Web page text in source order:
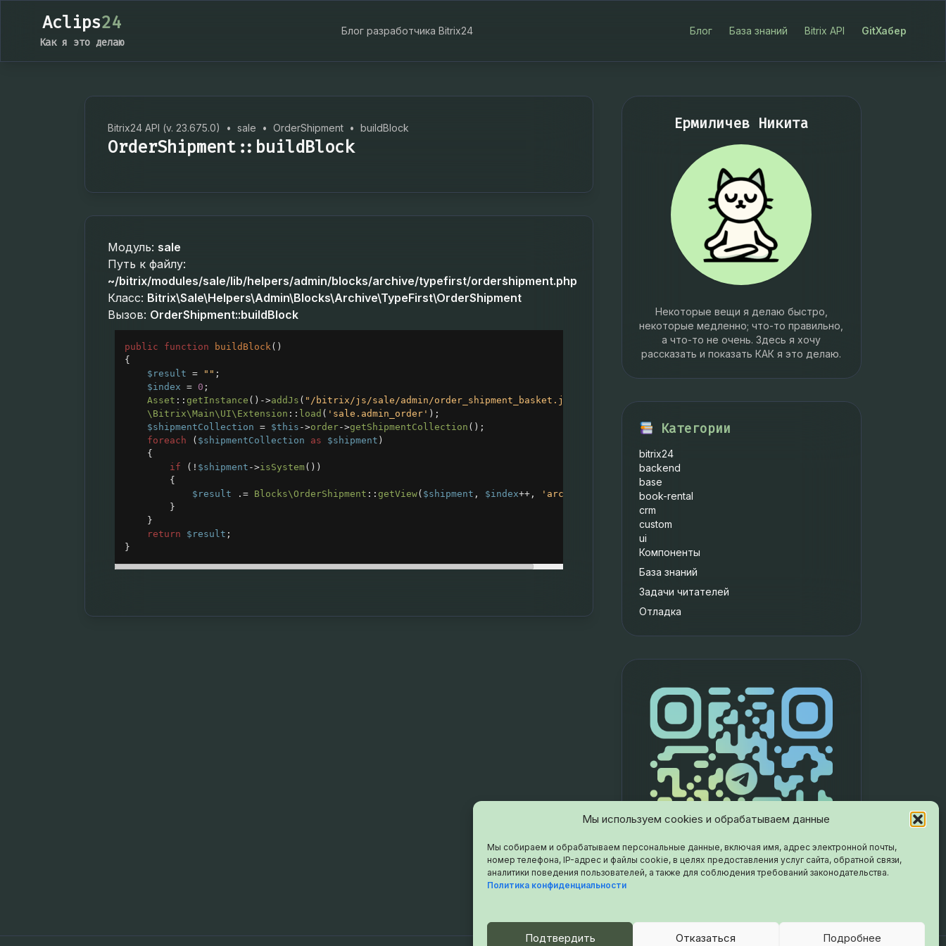
Мы используем cookies и обрабатываем данные
Мы собираем и обрабатываем персональные данные, включая имя, адрес электронной почты,
номер телефона, IP-адрес и файлы cookie, в целях предоставления услуг сайта, обратной связи,
аналитики поведения пользователей, а также для соблюдения требований законодательства.
Политика конфиденциальности
Подтвердить Отказаться Подробнее
Aclips24
Как я это делаю
Блог разработчика Bitrix24 Блог База знаний Bitrix API GitХабер
Bitrix24 API (v. 23.675.0) • sale • OrderShipment • buildBlock
OrderShipment::buildBlock
Модуль: sale
Путь к файлу:
~/bitrix/modules/sale/lib/helpers/admin/blocks/archive/typefirst/ordershipment.php
Класс: Bitrix\Sale\Helpers\Admin\Blocks\Archive\TypeFirst\OrderShipment
Вызов: OrderShipment::buildBlock
public function buildBlock()
{
$result = "" ;
$index = 0 ;
Asset :: getInstance () ->addJs ( "/bitrix/js/sale/admin/order_shipment_basket.js"
\Bitrix\Main\UI\Extension :: load ( 'sale.admin_order' );
$shipmentCollection = $this ->order->getShipmentCollection ();
foreach ( $shipmentCollection as $shipment )
{
if ( ! $shipment ->isSystem())
{
$result . = Blocks\OrderShipment :: getView( $shipment , $index++ , 'archive'
}
}
return
$result ;
}
Ермиличев Никита
Некоторые вещи я делаю быстро,
некоторые медленно; что-то правильно,
а что-то не очень. Здесь я хочу
рассказать и показать КАК я это делаю.
Категории
bitrix24
backend
base
book-rental
crm
custom
ui
Компоненты
База знаний
Задачи читателей
Отладка